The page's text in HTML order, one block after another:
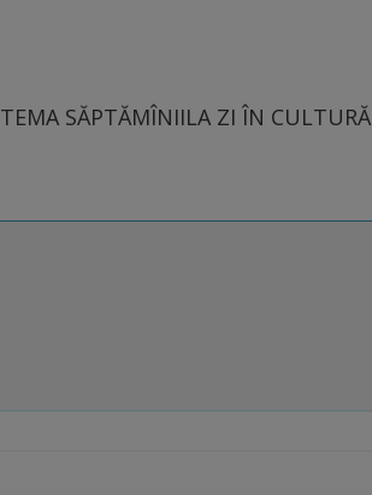
TEMA SĂPTĂMÎNIILA ZI ÎN CULTURĂ